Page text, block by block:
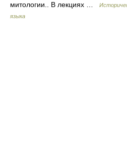
митологии.. В лекциях …
языка